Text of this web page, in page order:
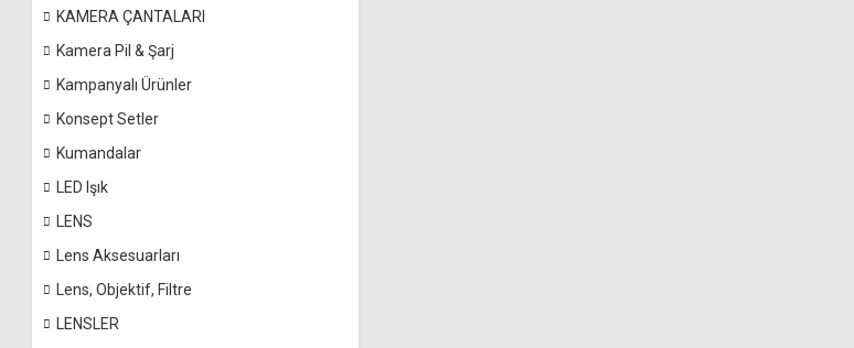
KAMERA ÇANTALARI
Kamera Pil & Şarj
Kampanyalı Ürünler
Konsept Setler
Kumandalar
LED Işık
LENS
Lens Aksesuarları
Lens, Objektif, Filtre
LENSLER